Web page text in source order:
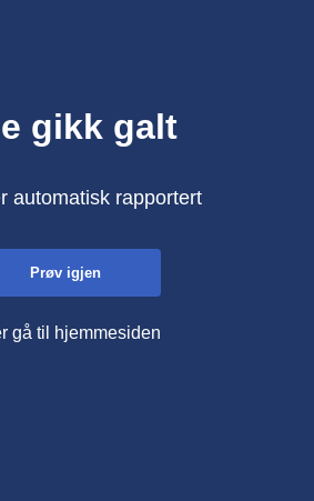
gikk galt
automatisk rapportert
Prøv igjen
gå til hjemmesiden